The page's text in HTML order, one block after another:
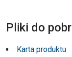
Pliki do
Karta produktu